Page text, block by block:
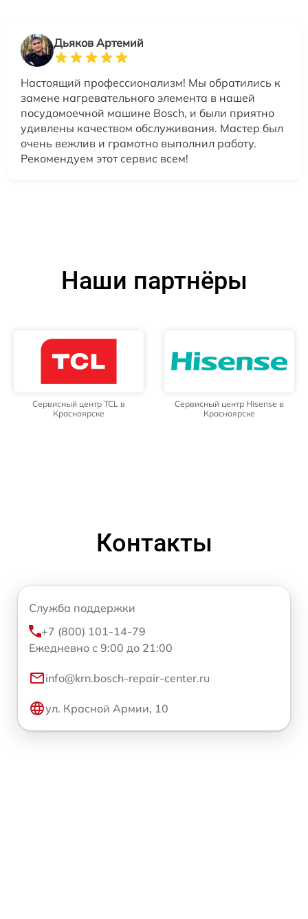
Дьяков Артемий
Настоящий профессионализм! Мы обратились к
замене нагревательного элемента в нашей
посудомоечной машине Bosch, и были приятно
удивлены качеством обслуживания. Мастер был
очень вежлив и грамотно выполнил работу.
Рекомендуем этот сервис всем!
Наши партнёры
Сервисный центр TCL в
Красноярске
Сервисный центр Hisense в
Красноярске
Контакты
Служба поддержки
+7 (800) 101-14-79
Ежедневно с 9:00 до 21:00
info@krn.bosch-repair-center.ru
ул. Красной Армии, 10